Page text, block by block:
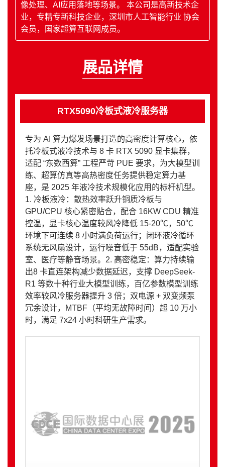
像处理、AI应用落地等场景。 本公司是高新技术企
业，专精专新科技企业，深圳市人工智能行业 协会
会员，国家超算互联网成员。
展品详情
RTX5090冷板式液冷服务器
专为 AI 算力爆发场景打造的高密度计算核心，依
托冷板式液冷技术与 8 卡 RTX 5090 显卡集群，
适配 “东数西算” 工程严苛 PUE 要求，为大模型训
练、超算仿真等高热密度任务提供稳定算力基
座，是 2025 年液冷技术规模化应用的标杆机型。
1. 冷板液冷：散热效率跃升​ 铜质冷板与
GPU/CPU 核心紧密贴合，配合 16KW CDU 精准
控温，显卡核心温度较风冷降低 15-20℃，50℃
环境下可连续 8 小时满负荷运行；​ 闭环液冷循环
系统无风扇设计，运行噪音低于 55dB，适配实验
室、医疗等静音场景。​ 2. 高密稳定：算力持续输
出​ 8 卡直连架构减少数据延迟，支撑 DeepSeek-
R1 等数十种行业大模型训练，百亿参数模型训练
效率较风冷服务器提升 3 倍；​ 双电源 + 双变频泵
冗余设计，MTBF（平均无故障时间）超 10 万小
时，满足 7x24 小时科研生产需求。